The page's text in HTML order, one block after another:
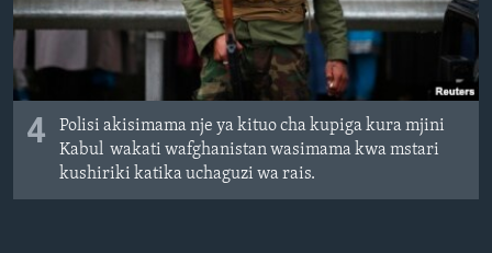
4
Polisi akisimama nje ya kituo cha kupiga kura mjini
Kabul wakati wafghanistan wasimama kwa mstari
kushiriki katika uchaguzi wa rais.